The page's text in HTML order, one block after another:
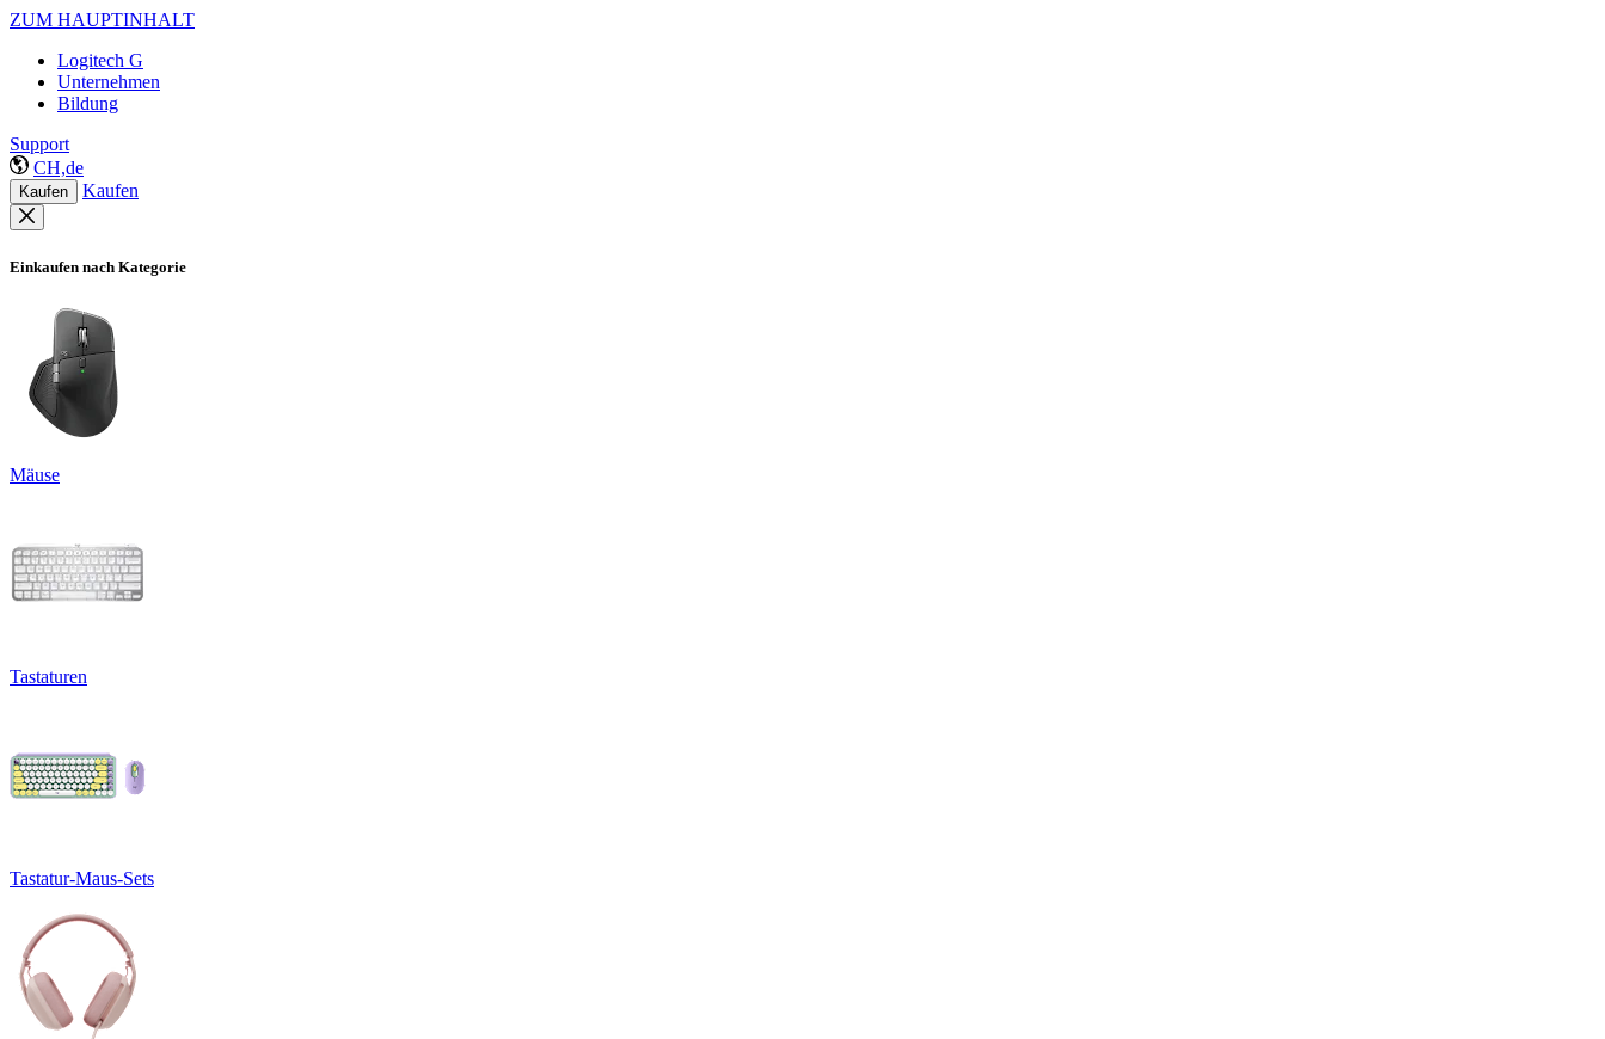
ZUM HAUPTINHALT
Logitech G
Unternehmen
Bildung
Support
CH,de
Kaufen Kaufen
Einkaufen nach Kategorie
Mäuse
Tastaturen
Tastatur-Maus-Sets